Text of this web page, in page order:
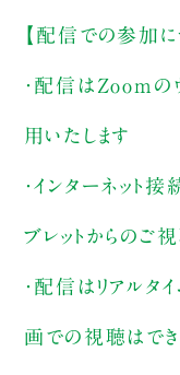
【配信での参加に
・配信はZoomの
用いたします
・インターネット
ブレットからのご
・配信はリアルタ
画での視聴はでき